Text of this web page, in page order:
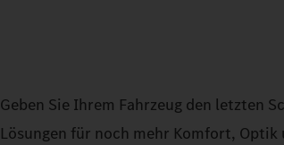
Geben Sie Ihrem Fahrzeug den letzten
Lösungen für noch mehr Komfort,